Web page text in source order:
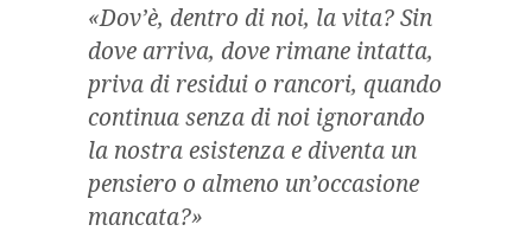
«Dov’è, dentro di noi, la vita? Sin
dove arriva, dove rimane intatta,
priva di residui o rancori, quando
continua senza di noi ignorando
la nostra esistenza e diventa un
pensiero o almeno un’occasione
mancata?»